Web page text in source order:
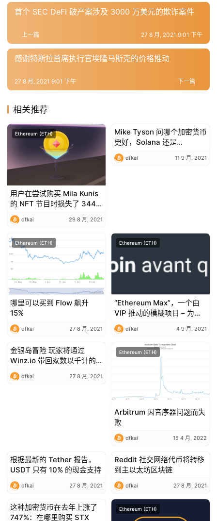
首个 SEC DeFi 破产案涉及 3000 万美元的欺诈案件
上一篇 27 8 月, 2021 9:01 下午
感谢特斯拉首席执行官埃隆马斯克的价格推动
下一篇
27 8 月, 2021 9:01 下午
相关推荐
Ethereum (ETH)
用户在尝试购买 Mila Kunis
的 NFT 节目时损失了 344
ETH
dfkai 29 8 月, 2021
Ethereum (ETH)
Mike Tyson 问哪个加密货币
更好，Solana 还是
Ethereum？
dfkai 11 9 月, 2021
Ethereum (ETH)
哪里可以买到 Flow 飙升
15%
dfkai 27 8 月, 2021
Ethereum (ETH)
“Ethereum Max”，一个由
VIP 推动的模糊项目 – 为什
么需要谨慎
dfkai 4 9 月, 2021
Ethereum (ETH)
金银岛冒险 玩家将通过
Winz.io 带回家数以千计的
宝藏
dfkai 27 8 月, 2021
Ethereum (ETH)
Arbitrum 因音序器问题而失
败
dfkai 15 4 月, 2022
Ethereum (ETH)
根据最新的 Tether 报告，
USDT 只有 10% 的现金支持
dfkai 27 8 月, 2021
Ethereum (ETH)
Reddit 社交网络代币将转移
到主以太坊区块链
dfkai 27 8 月, 2021
Ethereum (ETH)
这种加密货币在去年上涨了
747%：在哪里购买 STX
Ethereum (ETH)